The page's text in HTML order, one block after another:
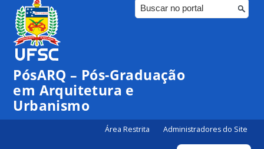
Participe
PósARQ – Pós-Graduação
em Arquitetura e
Urbanismo
Área Restrita Administradores do Site